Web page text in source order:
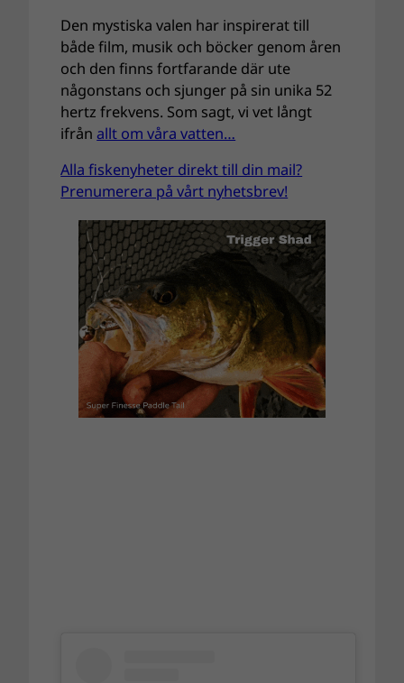
Den mystiska valen har inspirerat till
både film, musik och böcker genom åren
och den finns fortfarande där ute
någonstans och sjunger på sin unika 52
hertz frekvens. Som sagt, vi vet långt
ifrån allt om våra vatten…
Alla fiskenyheter direkt till din mail?
Prenumerera på vårt nyhetsbrev!